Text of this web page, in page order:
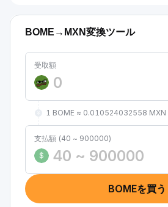
BOME→MXN変換ツール
受取額
1 BOME ≈ 0.010524032558 MXN
支払額 (40 ~ 900000)
$
BOMEを買う